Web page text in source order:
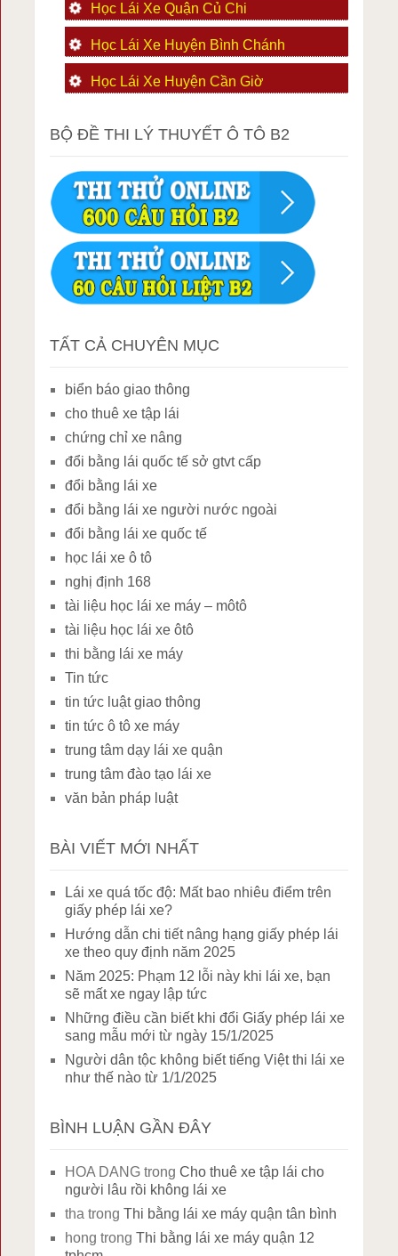
Học Lái Xe Quận Củ Chi
Học Lái Xe Huyện Bình Chánh
Học Lái Xe Huyện Cần Giờ
BỘ ĐỀ THI LÝ THUYẾT Ô TÔ B2
TẤT CẢ CHUYÊN MỤC
biển báo giao thông
cho thuê xe tập lái
chứng chỉ xe nâng
đổi bằng lái quốc tế sở gtvt cấp
đổi bằng lái xe
đổi bằng lái xe người nước ngoài
đổi bằng lái xe quốc tế
học lái xe ô tô
nghị định 168
tài liệu học lái xe máy – môtô
tài liệu học lái xe ôtô
thi bằng lái xe máy
Tin tức
tin tức luật giao thông
tin tức ô tô xe máy
trung tâm dạy lái xe quận
trung tâm đào tạo lái xe
văn bản pháp luật
BÀI VIẾT MỚI NHẤT
Lái xe quá tốc độ: Mất bao nhiêu điểm trên
giấy phép lái xe?
Hướng dẫn chi tiết nâng hạng giấy phép lái
xe theo quy định năm 2025
Năm 2025: Phạm 12 lỗi này khi lái xe, bạn
sẽ mất xe ngay lập tức
Những điều cần biết khi đổi Giấy phép lái xe
sang mẫu mới từ ngày 15/1/2025
Người dân tộc không biết tiếng Việt thi lái xe
như thế nào từ 1/1/2025
BÌNH LUẬN GẦN ĐÂY
HOA DANG trongCho thuê xe tập lái cho
người lâu rồi không lái xe
tha trongThi bằng lái xe máy quận tân bình
hong trongThi bằng lái xe máy quận 12